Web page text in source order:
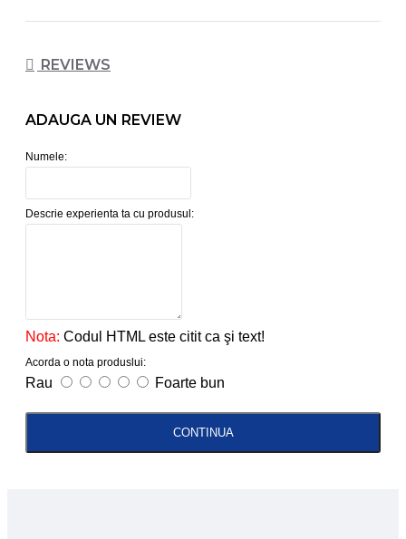
REVIEWS
ADAUGA UN REVIEW
Numele:
Descrie experienta ta cu produsul:
Nota: Codul HTML este citit ca şi text!
Acorda o nota produslui:
Rau Foarte bun
CONTINUA